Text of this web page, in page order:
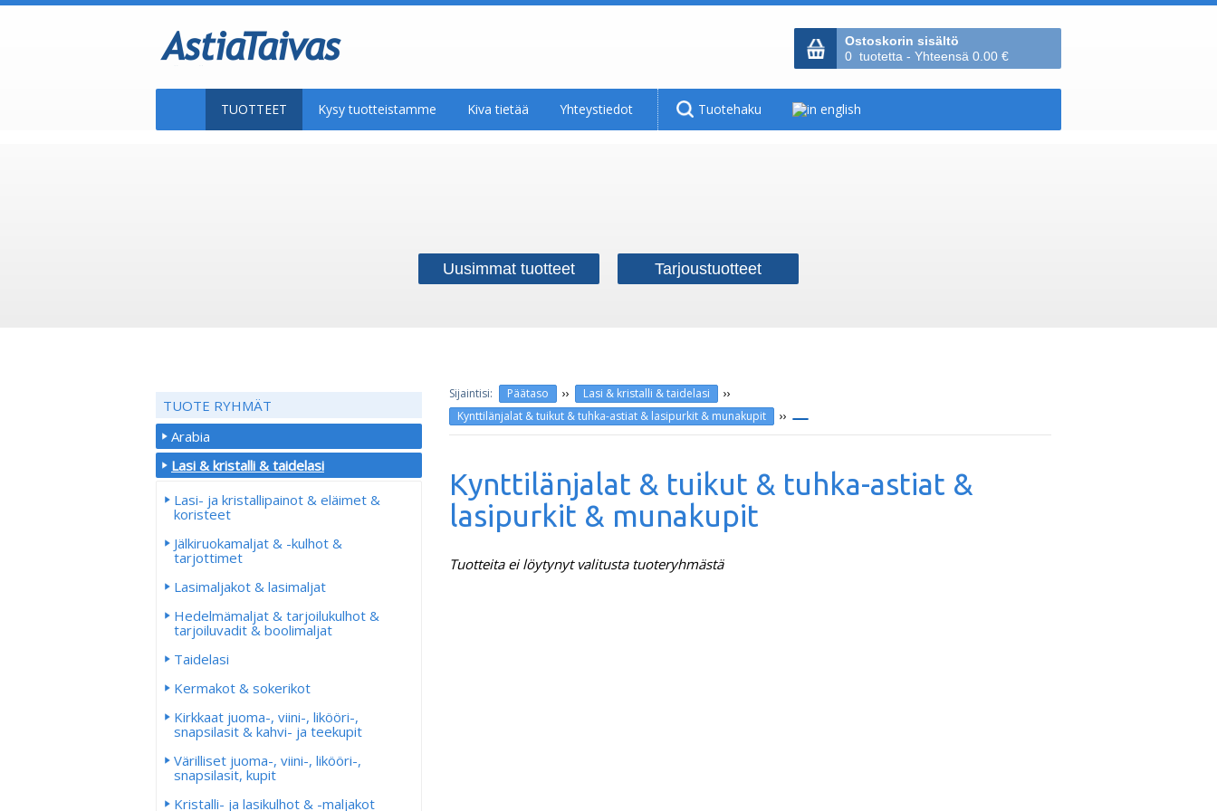
Ostoskorin sisältö
0 tuotetta - Yhteensä 0.00 €
TUOTTEET Kysy tuotteistamme Kiva tietää Yhteystiedot Tuotehaku
Uusimmat tuotteet Tarjoustuotteet
Päätaso ›› Lasi & kristalli & taidelasi ››
Kynttilänjalat & tuikut & tuhka-astiat & lasipurkit & munakupit ››
Kynttilänjalat & tuikut & tuhka-astiat &
lasipurkit & munakupit
Tuotteita ei löytynyt valitusta tuoteryhmästä
TUOTE RYHMÄT
Arabia
Lasi & kristalli & taidelasi
Lasi- ja kristallipainot & eläimet &
koristeet
Jälkiruokamaljat & -kulhot &
tarjottimet
Lasimaljakot & lasimaljat
Hedelmämaljat & tarjoilukulhot &
tarjoiluvadit & boolimaljat
Taidelasi
Kermakot & sokerikot
Kirkkaat juoma-, viini-, likööri-,
snapsilasit & kahvi- ja teekupit
Värilliset juoma-, viini-, likööri-,
snapsilasit, kupit
Kristalli- ja lasikulhot & -maljakot